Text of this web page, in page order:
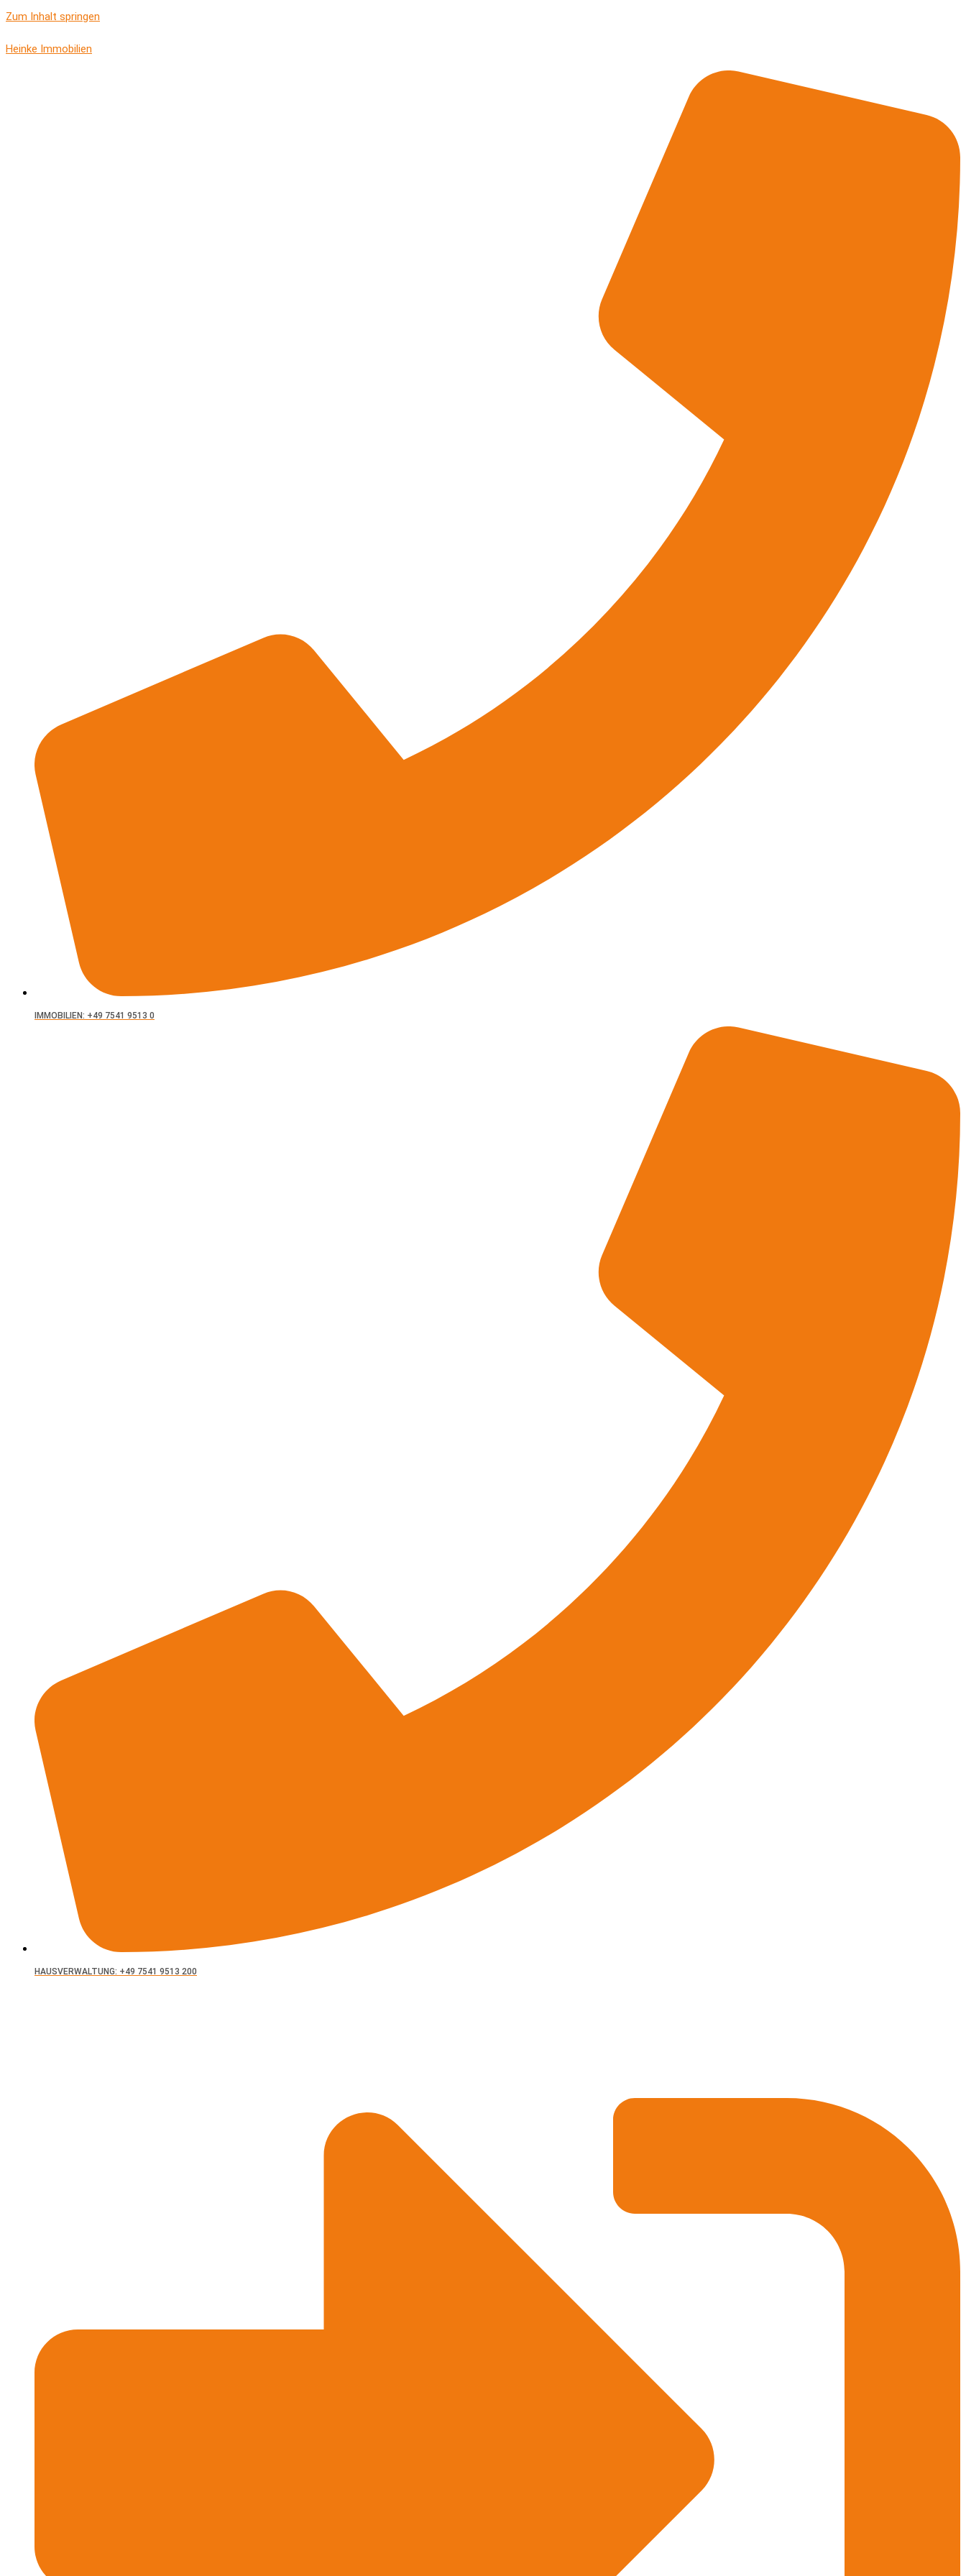
Zum Inhalt springen
Heinke Immobilien
IMMOBILIEN: +49 7541 9513 0
HAUSVERWALTUNG: +49 7541 9513 200